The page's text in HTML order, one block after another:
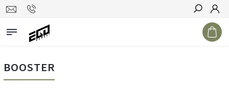
Hledat
BOOSTER